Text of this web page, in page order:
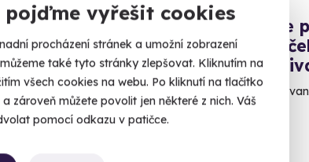
pojďme vyřešit cookies
procházení stránek a umožní zobrazení
také tyto stránky zlepšovat. Kliknutím na
všech cookies na webu. Po kliknutí na tlačítko
zároveň můžete povolit jen některé z nich. Váš
pomocí odkazu v patičce.
piva Zlatá
se sládkem
Domácí degustace
Zlatá Kráva -
+ bedna 6 druhů
Ochutnejte to nejlepší z
pivního Oscara.